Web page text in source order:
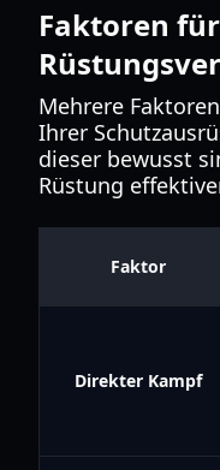
Faktoren
Mehrere
Ihrer
dieser bewusst
Rüstung
Faktor
Direkter Kampf